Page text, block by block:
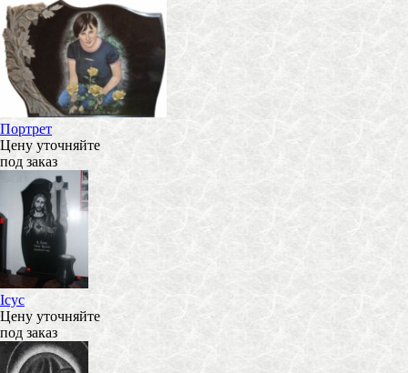
Портрет
Цену уточняйте
под заказ
Ісус
Цену уточняйте
под заказ